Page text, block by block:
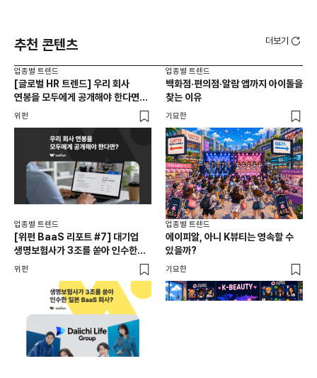
추천 콘텐츠 더보기
업종별 트렌드
[글로벌 HR 트렌드] 우리 회사
연봉을 모두에게 공개해야 한다면? |
급여 투명성 법, 해외 사례, 연봉
위펀
업종별 트렌드
백화점·편의점·알람 앱까지 아이돌을
찾는 이유
기묘한
업종별 트렌드
[위펀 BaaS 리포트 #7] 대기업
생명보험사가 3조를 쏟아 인수한
일본 BaaS 회사의 정체는?
위펀
업종별 트렌드
에이피알, 아니 K뷰티는 영속할 수
있을까?
기묘한